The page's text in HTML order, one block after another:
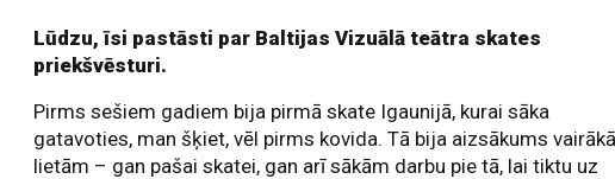
Lūdzu, īsi pastāsti par Baltijas Vizuālā teātra skates
priekšvēsturi.
Pirms sešiem gadiem bija pirmā skate Igaunijā, kurai sāka
gatavoties, man šķiet, vēl pirms kovida. Tā bija aizsākums
lietām – gan pašai skatei, gan arī sākām darbu pie tā, lai tiktu uz